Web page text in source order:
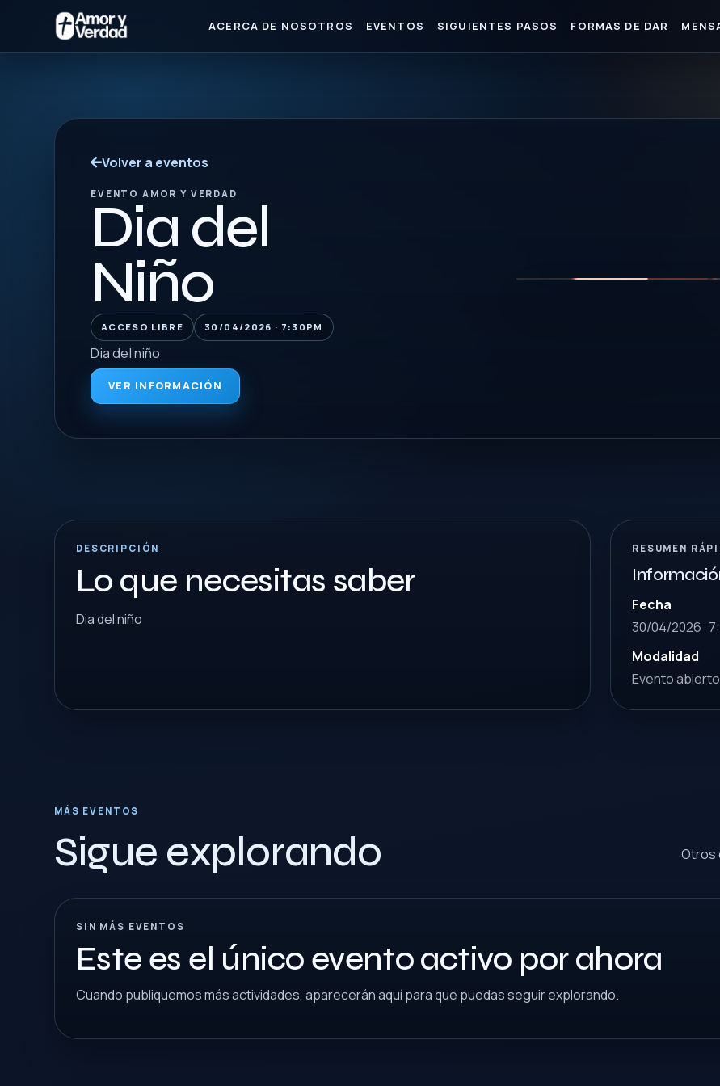
ACERCA DE NOSOTROS EVENTOS SIGUIENTES PASOS FORMAS DE DAR
Volver a eventos
EVENTO AMOR Y VERDAD
Dia del
Niño
ACCESO LIBRE 30/04/2026 · 7:30PM
Dia del niño
VER INFORMACIÓN
DESCRIPCIÓN
Lo que necesitas saber
Dia del niño
RESUMEN
Fecha
30/04/2026 ·
Modalidad
Evento
MÁS EVENTOS
Sigue explorando Otros
SIN MÁS EVENTOS
Este es el único evento activo por ahora
Cuando publiquemos más actividades, aparecerán aquí para que puedas seguir explorando.